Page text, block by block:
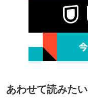
あわせて読みたい